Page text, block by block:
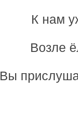
К нам
Возле
Вы